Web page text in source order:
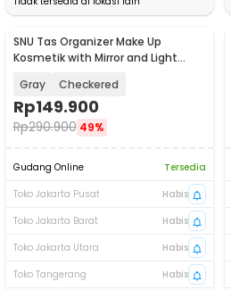
SNU Tas Organizer Make Up
Kosmetik with Mirror and Light
Gray Checkered
Rp149.900
Rp290.900 49%
Gudang Online
Tersedia
Toko Jakarta Pusat
Habis
Toko Jakarta Barat
Habis
Toko Jakarta Utara
Habis
Toko Tangerang
Habis